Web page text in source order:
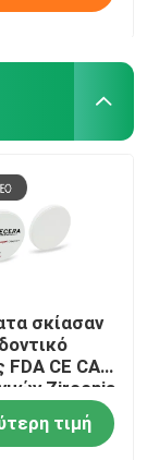
σκίασαν
FDA CE CAM
Zirconia
τιμή